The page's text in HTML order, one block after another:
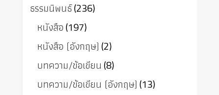
ธรรมนิพนธ์(236)
หนังสือ(197)
หนังสือ (อังกฤษ) (2)
บทความ/ข้อเขียน (8)
บทความ/ข้อเขียน (อังกฤษ) (13)